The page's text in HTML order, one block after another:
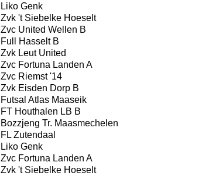
Liko Genk
Zvk 't Siebelke Hoeselt
Zvc United Wellen B
Full Hasselt B
Zvk Leut United
Zvc Fortuna Landen A
Zvc Riemst '14
Zvk Eisden Dorp B
Futsal Atlas Maaseik
FT Houthalen LB B
Bozzjeng Tr. Maasmechelen
FL Zutendaal
Liko Genk
Zvc Fortuna Landen A
Zvk 't Siebelke Hoeselt